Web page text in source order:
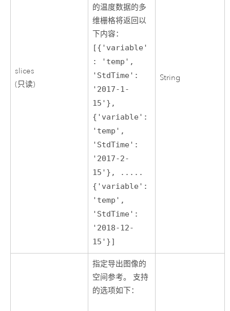
slices
(只读)
的温度数据的多
维栅格将返回以
下内容：
[{'variable'
: 'temp',
'StdTime':
'2017-1-
15'},
{'variable':
'temp',
'StdTime':
'2017-2-
15'}, .....
{'variable':
'temp',
'StdTime':
'2018-12-
15'}]
String
指定导出图像的
空间参考。 支持
的选项如下：